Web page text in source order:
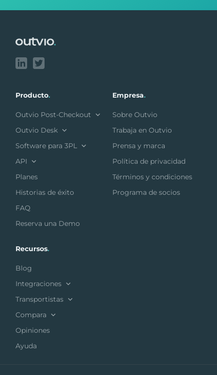
Producto.
Outvio Post-Checkout
Outvio Desk
Software para 3PL
API
Planes
Historias de éxito
FAQ
Reserva una Demo
Empresa.
Sobre Outvio
Trabaja en Outvio
Prensa y marca
Política de privacidad
Términos y condiciones
Programa de socios
Recursos.
Blog
Integraciones
Transportistas
Compara
Opiniones
Ayuda